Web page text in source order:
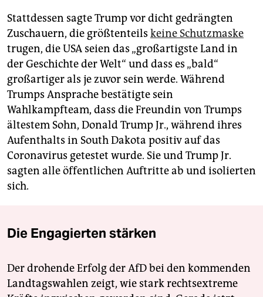
Stattdessen sagte Trump vor dicht gedrängten
Zuschauern, die größtenteils keine Schutzmaske
trugen, die USA seien das „großartigste Land in
der Geschichte der Welt“ und dass es „bald“
großartiger als je zuvor sein werde. Während
Trumps Ansprache bestätigte sein
Wahlkampfteam, dass die Freundin von Trumps
ältestem Sohn, Donald Trump Jr., während ihres
Aufenthalts in South Dakota positiv auf das
Coronavirus getestet wurde. Sie und Trump Jr.
sagten alle öffentlichen Auftritte ab und isolierten
sich.
Die Engagierten stärken
Der drohende Erfolg der AfD bei den kommenden
Landtagswahlen zeigt, wie stark rechtsextreme